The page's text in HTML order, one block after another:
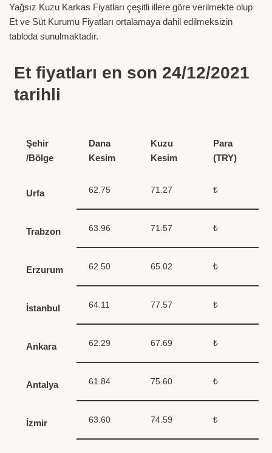
Yağsız Kuzu Karkas Fiyatları çeşitli illere göre verilmekte olup
Et ve Süt Kurumu Fiyatları ortalamaya dahil edilmeksizin
tabloda sunulmaktadır.
Et fiyatları en son 24/12/2021
tarihli
Şehir
/Bölge
Dana
Kesim
Kuzu
Kesim
Para
(TRY)
Urfa 62.75 71.27 ₺
Trabzon 63.96 71.57 ₺
Erzurum 62.50 65.02 ₺
İstanbul 64.11 77.57 ₺
Ankara 62.29 67.69 ₺
Antalya 61.84 75.60 ₺
İzmir 63.60 74.59 ₺